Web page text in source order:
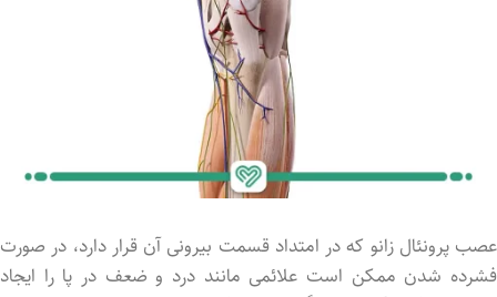
عصب پرونئال زانو که در امتداد قسمت بیرونی آن قرار دارد، در صورت
فشرده شدن ممکن است علائمی مانند درد و ضعف در پا را ایجاد